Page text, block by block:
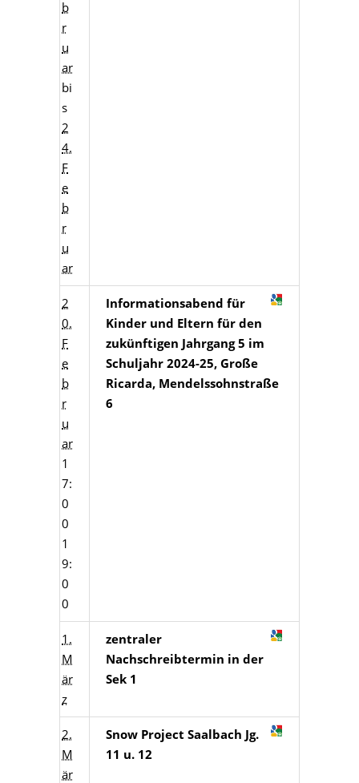
b
r
u
ar
bi
s
2
4.
F
e
b
r
u
ar
2
0.
F
e
b
r
u
ar
1
7:
0
0
1
9:
0
0
Informationsabend für
Kinder und Eltern für den
zukünftigen Jahrgang 5 im
Schuljahr 2024-25, Große
Ricarda, Mendelssohnstraße
6
1.
M
är
z
zentraler
Nachschreibtermin in der
Sek 1
2.
M
är
Snow Project Saalbach Jg.
11 u. 12